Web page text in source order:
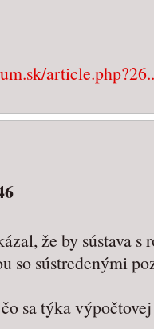
že by sústava
so sústredenými
sa týka